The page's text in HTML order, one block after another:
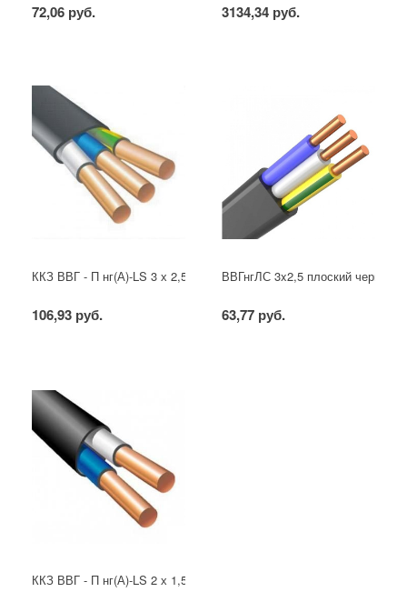
72,06 руб. 3134,34 руб.
ККЗ ВВГ - П нг(А)-LS 3 х 2,5 ГОСТ
106,93 руб.
ВВГнгЛС 3x2,5 плоский черный
63,77 руб.
ККЗ ВВГ - П нг(А)-LS 2 х 1,5 ГОСТ